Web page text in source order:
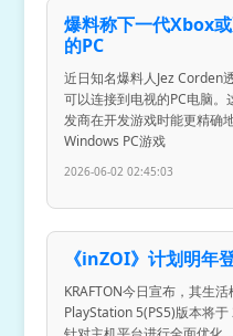
爆料称下一代Xbox
的PC
近日知名爆料人Jez Corden
可以连接到电视的PC电脑
发商在开发游戏时能更精确
Windows PC游戏
2026-06-02 02:45:03
《inZOI》计划明
KRAFTON今日宣布，其生
PlayStation 5(PS5)版本将